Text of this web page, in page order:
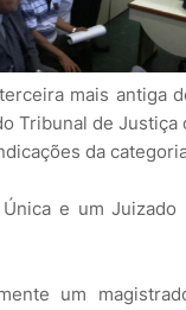
mais antiga
Tribunal de
da
e um
um